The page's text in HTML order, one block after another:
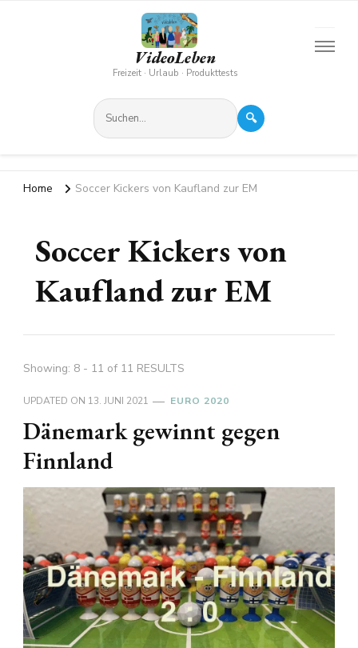
VideoLeben
Freizeit · Urlaub · Produkttests
🔍
Home Soccer Kickers von Kaufland zur EM
Soccer Kickers von
Kaufland zur EM
Showing: 8 - 11 of 11 RESULTS
UPDATED ON 13. JUNI 2021 EURO 2020
Dänemark gewinnt gegen
Finnland